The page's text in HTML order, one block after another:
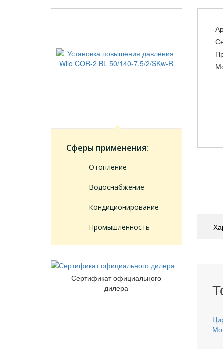
Сферы применения:
Отопление
Водоснабжение
Кондиционирование
Промышленность
Сертификат официального
дилера